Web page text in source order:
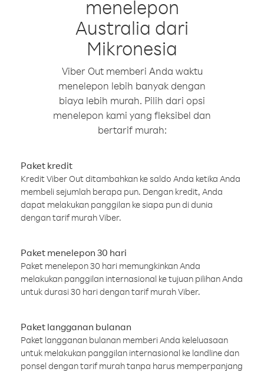
menelepon
Australia dari
Mikronesia
Viber Out memberi Anda waktu
menelepon lebih banyak dengan
biaya lebih murah. Pilih dari opsi
menelepon kami yang fleksibel dan
bertarif murah:
Paket kredit
Kredit Viber Out ditambahkan ke saldo Anda ketika Anda
membeli sejumlah berapa pun. Dengan kredit, Anda
dapat melakukan panggilan ke siapa pun di dunia
dengan tarif murah Viber.
Paket menelepon 30 hari
Paket menelepon 30 hari memungkinkan Anda
melakukan panggilan internasional ke tujuan pilihan Anda
untuk durasi 30 hari dengan tarif murah Viber.
Paket langganan bulanan
Paket langganan bulanan memberi Anda keleluasaan
untuk melakukan panggilan internasional ke landline dan
ponsel dengan tarif murah tanpa harus memperpanjang